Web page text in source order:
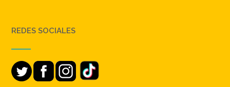
REDES SOCIALES